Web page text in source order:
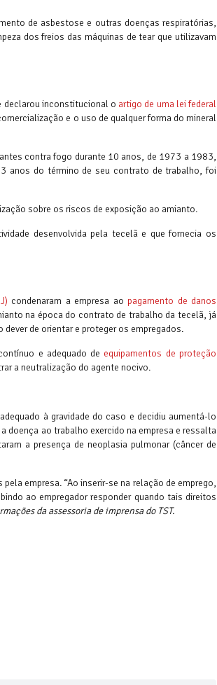
de asbestose e outras doenças respiratórias,
dos freios das máquinas de tear que utilizavam
declarou inconstitucional o artigo de uma lei federal
e o uso de qualquer forma do mineral
contra fogo durante 10 anos, de 1973 a 1983,
anos do término de seu contrato de trabalho, foi
sobre os riscos de exposição ao amianto.
desenvolvida pela tecelã e que fornecia os
condenaram a empresa ao pagamento de danos
na época do contrato de trabalho da tecelã, já
dever de orientar e proteger os empregados.
e adequado de equipamentos de proteção
a neutralização do agente nocivo.
à gravidade do caso e decidiu aumentá-lo
doença ao trabalho exercido na empresa e ressalta
a presença de neoplasia pulmonar (câncer de
empresa. “Ao inserir-se na relação de emprego,
ao empregador responder quando tais direitos
da assessoria de imprensa do TST.